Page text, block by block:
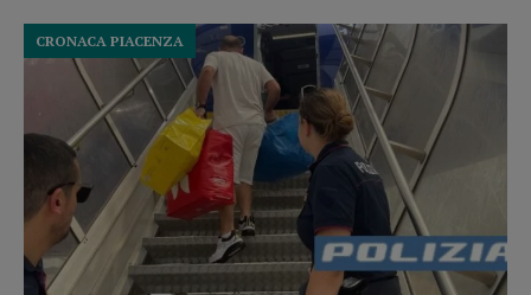
CRONACA PIACENZA